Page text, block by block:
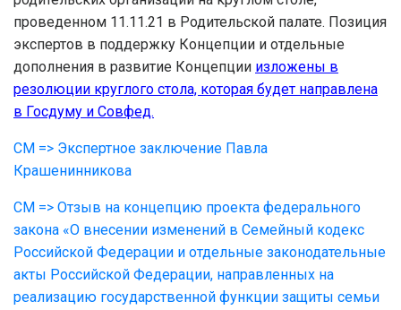
проведенном 11.11.21 в Родительской палате. Позиция
экспертов в поддержку Концепции и отдельные
дополнения в развитие Концепции изложены в
резолюции круглого стола, которая будет направлена
в Госдуму и Совфед.
СМ => Экспертное заключение Павла
Крашенинникова
СМ => Отзыв на концепцию проекта федерального
закона «О внесении изменений в Семейный кодекс
Российской Федерации и отдельные законодательные
акты Российской Федерации, направленных на
реализацию государственной функции защиты семьи